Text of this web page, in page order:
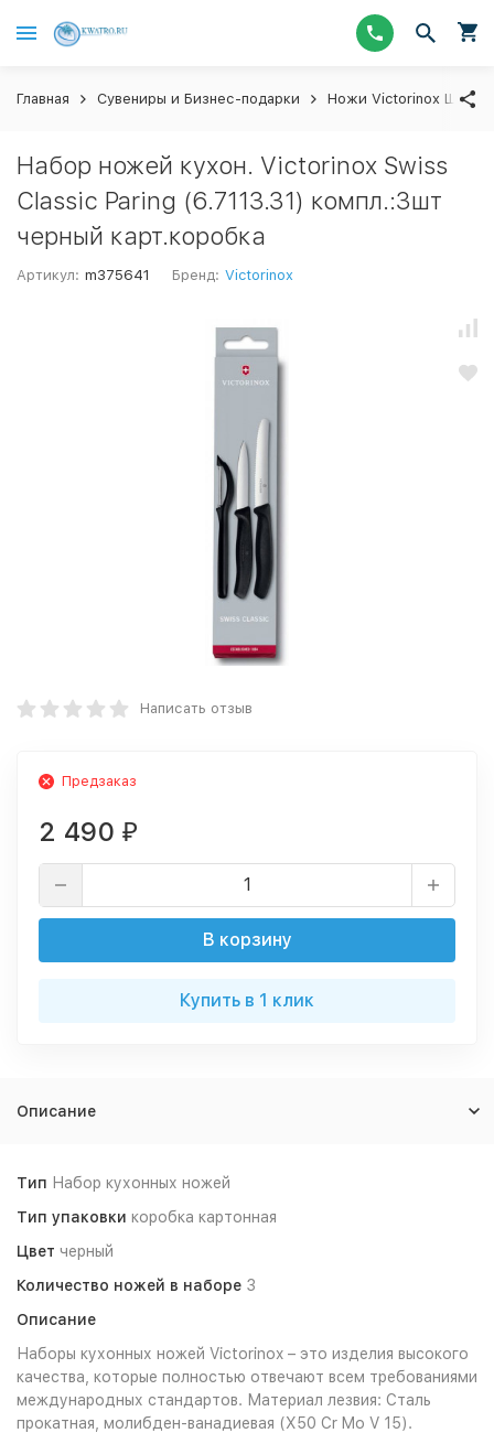
Главная Сувениры и Бизнес-подарки Ножи Victorinox
Набор ножей кухон. Victorinox Swiss
Classic Paring (6.7113.31) компл.:3шт
черный карт.коробка
Артикул: m375641 Бренд: Victorinox
Написать отзыв
Предзаказ
2 490 ₽
В корзину
Купить в 1 клик
Описание
Тип Набор кухонных ножей
Тип упаковки коробка картонная
Цвет черный
Количество ножей в наборе 3
Описание
Наборы кухонных ножей Victorinox – это изделия высокого
качества, которые полностью отвечают всем требованиями
международных стандартов. Материал лезвия: Сталь
прокатная, молибден-ванадиевая (X50 Cr Mo V 15).